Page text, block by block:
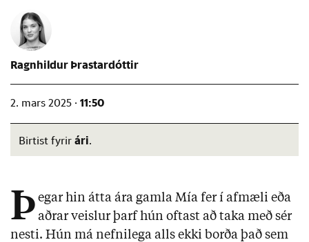
Ragnhildur Þrastardóttir
2. mars 2025 · 11:50
Birtist fyrir ári.
Þ egar hin átta ára gamla Mía fer í afmæli eða
aðrar veislur þarf hún oftast að taka með sér
nesti. Hún má nefnilega alls ekki borða það sem